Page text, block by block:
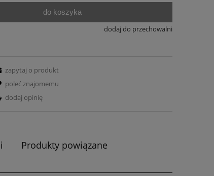
do koszyka
dodaj do przechowalni
zapytaj o produkt
poleć znajomemu
dodaj opinię
Produkty powiązane